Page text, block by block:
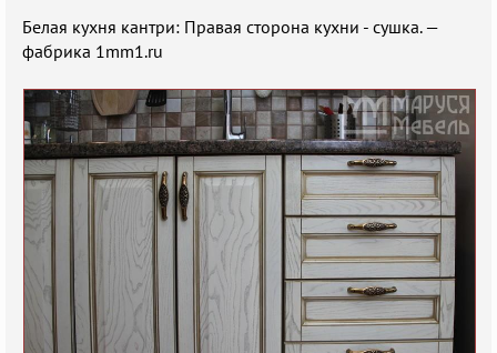
Белая кухня кантри: Правая сторона кухни - сушка. —
фабрика 1mm1.ru